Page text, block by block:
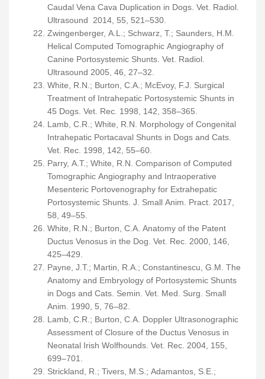
Caudal Vena Cava Duplication in Dogs. Vet. Radiol.
Ultrasound 2014, 55, 521–530.
Zwingenberger, A.L.; Schwarz, T.; Saunders, H.M.
Helical Computed Tomographic Angiography of
Canine Portosystemic Shunts. Vet. Radiol.
Ultrasound 2005, 46, 27–32.
White, R.N.; Burton, C.A.; McEvoy, F.J. Surgical
Treatment of Intrahepatic Portosystemic Shunts in
45 Dogs. Vet. Rec. 1998, 142, 358–365.
Lamb, C.R.; White, R.N. Morphology of Congenital
Intrahepatic Portacaval Shunts in Dogs and Cats.
Vet. Rec. 1998, 142, 55–60.
Parry, A.T.; White, R.N. Comparison of Computed
Tomographic Angiography and Intraoperative
Mesenteric Portovenography for Extrahepatic
Portosystemic Shunts. J. Small Anim. Pract. 2017,
58, 49–55.
White, R.N.; Burton, C.A. Anatomy of the Patent
Ductus Venosus in the Dog. Vet. Rec. 2000, 146,
425–429.
Payne, J.T.; Martin, R.A.; Constantinescu, G.M. The
Anatomy and Embryology of Portosystemic Shunts
in Dogs and Cats. Semin. Vet. Med. Surg. Small
Anim. 1990, 5, 76–82.
Lamb, C.R.; Burton, C.A. Doppler Ultrasonographic
Assessment of Closure of the Ductus Venosus in
Neonatal Irish Wolfhounds. Vet. Rec. 2004, 155,
699–701.
Strickland, R.; Tivers, M.S.; Adamantos, S.E.;